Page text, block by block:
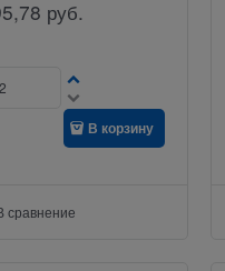
руб.
В корзину
сравнение